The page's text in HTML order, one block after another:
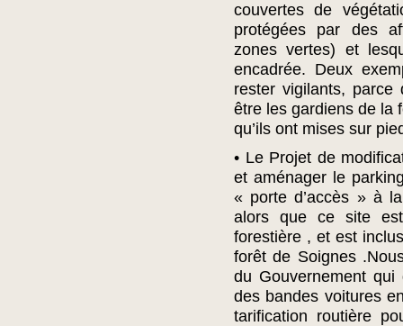
couvertes de
protégées par des
zones vertes) et
encadrée. Deux
rester vigilants, parce
être les gardiens de la
qu’ils ont mises sur
• Le Projet de
et aménager le
« porte d’accès » à
alors que ce site
forestière , et est
forêt de Soignes
du Gouvernement
des bandes voitures
tarification routière